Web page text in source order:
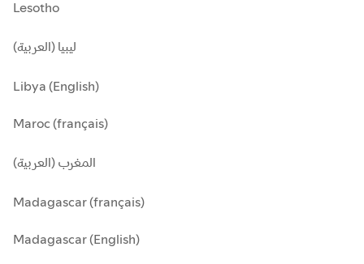
Lesotho
ليبيا (العربية)
Libya (English)
Maroc (français)
المغرب (العربية)
Madagascar (français)
Madagascar (English)